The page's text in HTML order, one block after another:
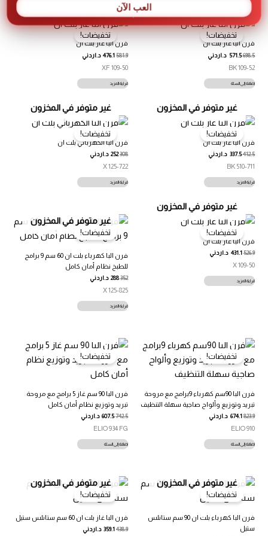
تخفيضات!
فرن البا غاز بلت ان
698.5
571.5 د.اردني
109-52 BK
إضافة إلى السلة
تخفيضات!
فرن البا غاز بلت ان
581.9
476.1 د.اردني
109-50 XF
قراءة المزيد
غير متوفر في المخزون
تخفيضات!
فرن البا غاز بلت ان
412.5
337.5 د.اردني
510-711 BK
قراءة المزيد
غير متوفر في المخزون
تخفيضات!
فرن البا الكهربائي بلت ان
308
252 د.اردني
125-722 X
قراءة المزيد
غير متوفر في المخزون
تخفيضات!
فرن البا غاز بلت ان
526.9
431.1 د.اردني
109-50 X
قراءة المزيد
غير متوفر في المخزون
تخفيضات!
فرن البا كهرباء بلت ان 60 سم 9 برامج
للطبخ نظام أمان كامل
352
288 د.اردني
125-825 X
قراءة المزيد
تخفيضات!
فرن البا 90سم كهرباء 9برامج مع مروحة
تبريد وتوزيع وألواح صاجية سهلة التنظيف
823.9
674.1 د.اردني
ELIO 910
إضافة إلى السلة
تخفيضات!
فرن البا 90 سم غاز 5 برامج مع مروحة
تبريد وتوزيع نظام أمان كامل
742.5
607.5 د.اردني
ELIO 934 FG
إضافة إلى السلة
غير متوفر في المخزون
تخفيضات!
فرن البا كهرباء بلت ان 90 سم ستانلس
ستيل
غير متوفر في المخزون
تخفيضات!
فرن البا غاز بلت ان 60 سم ستانلس ستيل
438.9
359.1 د.اردني
العب الآن